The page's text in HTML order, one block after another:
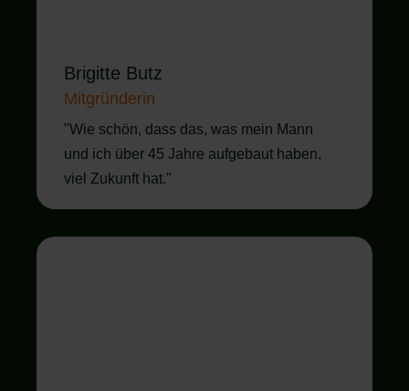
Brigitte Butz
Mitgründerin
"Wie schön, dass das, was mein Mann
und ich über 45 Jahre aufgebaut haben,
viel Zukunft hat."